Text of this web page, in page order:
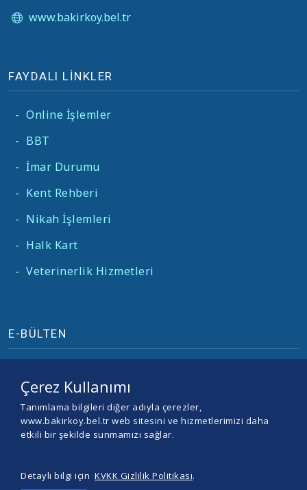
www.bakirkoy.bel.tr
FAYDALI LİNKLER
- Online İşlemler
- BBT
- İmar Durumu
- Kent Rehberi
- Nikah İşlemleri
- Halk Kart
- Veterinerlik Hizmetleri
E-BÜLTEN
© 2026 BAKIRKÖY BELEDİYESİ -
Çerez Kullanımı
Tanımlama bilgileri diğer adıyla çerezler,
www.bakirkoy.bel.tr web sitesini ve hizmetlerimizi daha
etkili bir şekilde sunmamızı sağlar.
Detaylı bilgi için KVKK Gizlilik Politikası.